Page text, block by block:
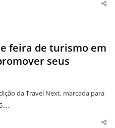
feira de turismo em
seus
da Travel Next, marcada para